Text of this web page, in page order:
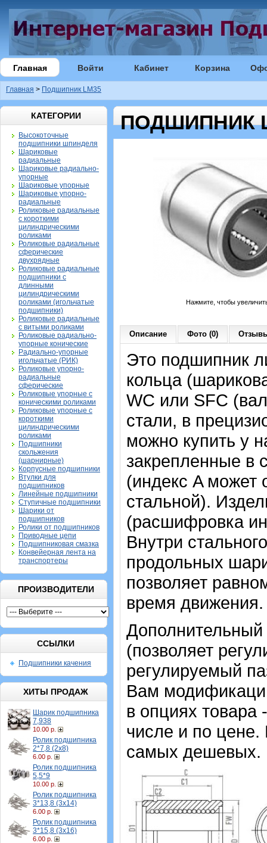
Главная Войти Кабинет Корзина
Главная > Подшипник LM35
КАТЕГОРИИ
Высокоточные
подшипники шпинделя
Шариковые
радиальные
Шариковые радиально-
упорные
Шариковые упорные
Шариковые упорно-
радиальные
Роликовые радиальные
с короткими
цилиндрическими
роликами
Роликовые радиальные
сферические
двухрядные
Роликовые радиальные
подшипники с
длинными
цилиндрическими
роликами (игольчатые
подшипники)
Роликовые радиальные
с витыми роликами
Роликовые радиально-
упорные конические
Радиально-упорные
игольчатые (РИК)
Роликовые упорно-
радиальные
сферические
Роликовые упорные с
коническими роликами
Роликовые упорные с
короткими
цилиндрическими
роликами
Подшипники
скольжения
(шарнирные)
Корпусные подшипники
Втулки для
подшипников
Линейные подшипники
Ступичные подшипники
Шарики от
подшипников
Ролики от подшипников
Приводные цепи
Подшипниковая смазка
Конвейерная лента на
транспортеры
ПРОИЗВОДИТЕЛИ
ССЫЛКИ
Подшипники качения
ХИТЫ ПРОДАЖ
Шарик подшипника
7,938
10.00 р.
Ролик подшипника
2*7,8 (2х8)
6.00 р.
Ролик подшипника
5,5*9
10.00 р.
Ролик подшипника
3*13,8 (3х14)
6.00 р.
Ролик подшипника
3*15,8 (3х16)
6.00 р.
ПОДШИПНИК
Нажмите, чтобы
Описание Фото (0)
Это подшипник
кольца
WC или SFC
стали, в
можно купить у
закрепленные в
(индекс A может
стальной).
(расшифровка
Внутри
продольных
позволяет
время движения.
(позволяет
регулируемый
Вам
в опциях товара
числе и по
самых дешевых.